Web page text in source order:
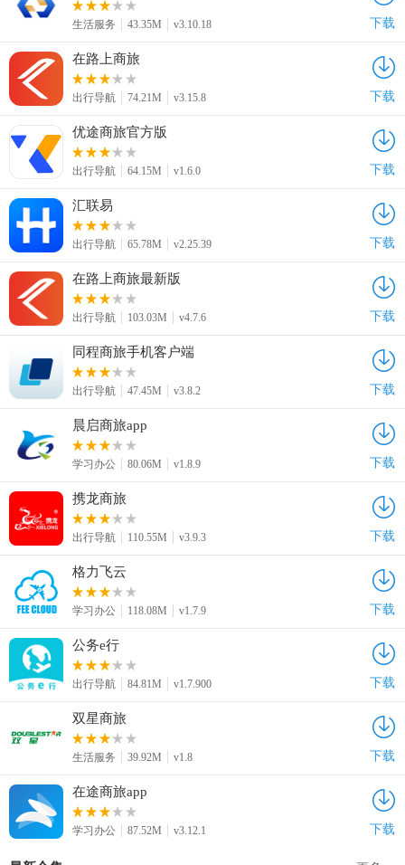
生活服务 43.35M v3.10.18 下载
在路上商旅
出行导航 74.21M v3.15.8 下载
优途商旅官方版
出行导航 64.15M v1.6.0 下载
汇联易
出行导航 65.78M v2.25.39 下载
在路上商旅最新版
出行导航 103.03M v4.7.6 下载
同程商旅手机客户端
出行导航 47.45M v3.8.2 下载
晨启商旅app
学习办公 80.06M v1.8.9 下载
携龙商旅
出行导航 110.55M v3.9.3 下载
格力飞云
学习办公 118.08M v1.7.9 下载
公务e行
出行导航 84.81M v1.7.900 下载
双星商旅
生活服务 39.92M v1.8 下载
在途商旅app
学习办公 87.52M v3.12.1 下载